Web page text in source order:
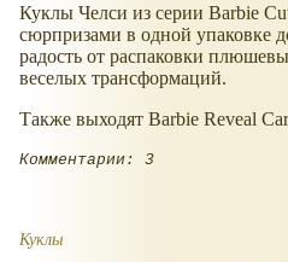
Куклы Челси из серии Barbie
сюрпризами в одной упаковке
радость от распаковки
веселых трансформаций.
Также выходят Barbie Reveal
Комментарии: 3
Куклы